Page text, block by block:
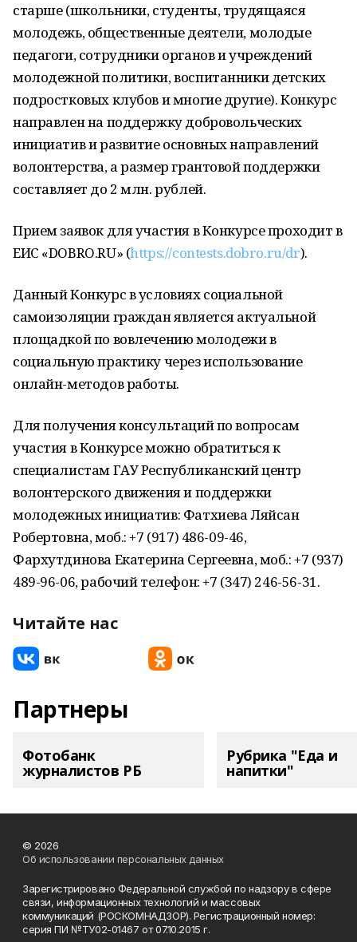
старше (школьники, студенты, трудящаяся
молодежь, общественные деятели, молодые
педагоги, сотрудники органов и учреждений
молодежной политики, воспитанники детских
подростковых клубов и многие другие). Конкурс
направлен на поддержку добровольческих
инициатив и развитие основных направлений
волонтерства, а размер грантовой поддержки
составляет до 2 млн. рублей.
Прием заявок для участия в Конкурсе проходит в
ЕИС «DOBRO.RU» (https://contests.dobro.ru/dr).
Данный Конкурс в условиях социальной
самоизоляции граждан является актуальной
площадкой по вовлечению молодежи в
социальную практику через использование
онлайн-методов работы.
Для получения консультаций по вопросам
участия в Конкурсе можно обратиться к
специалистам ГАУ Республиканский центр
волонтерского движения и поддержки
молодежных инициатив: Фатхиева Ляйсан
Робертовна, моб.: +7 (917) 486-09-46,
Фархутдинова Екатерина Сергеевна, моб.: +7 (937)
489-96-06, рабочий телефон: +7 (347) 246-56-31.
Читайте нас
Партнеры
Фотобанк
журналистов РБ
Рубрика "Еда и
напитки"
© 2026
Об использовании персональных данных
Зарегистрировано Федеральной службой по надзору в сфере
связи, информационных технологий и массовых
коммуникаций (РОСКОМНАДЗОР). Регистрационный номер:
серия ПИ №ТУ02-01467 от 07.10.2015 г.